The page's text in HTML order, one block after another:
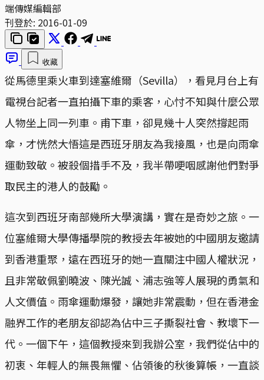
端傳媒編輯部
刊登於: 2016-01-09
收藏
從馬德里乘火車到達塞維爾（Sevilla），看見月台上有
電視台記者一直拍攝下車的乘客，心忖不知與什麼公眾
人物坐上同一列車。甫下車，卻見幾十人突然撐起雨
傘，才恍然大悟這是西班牙朋友為我接風，也是向雨傘
運動致敬。被殺個措手不及，我半帶哽咽感謝他們對爭
取民主的港人的鼓勵。
這次到西班牙南部幾所大學演講，實在是奇妙之旅。一
位塞維爾大學傳播學院的教授去年被她的中國朋友邀請
到香港重聚，遠在西班牙的她一直關注中國人權狀況，
且非常敬佩劉曉波、陳光誠、浦志強等人展現的勇氣和
人文價值。雨傘運動爆發，讓她非常震動，但在香港金
融界工作的老朋友卻認為佔中三子撕裂社會、教壞下一
代。一個下午，這個教授來到我辦公室，我們從佔中的
初衷、年輕人的無畏無懼、佔領後的秋後算帳，一直談